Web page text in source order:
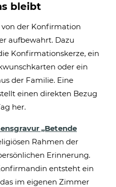
bleibt
der Konfirmation
aufbewahrt. Dazu
Konfirmationskerze, ein
oder ein
der Familie. Eine
einen direkten Bezug
her.
„Betende
Rahmen der
Erinnerung.
entsteht ein
im eigenen Zimmer